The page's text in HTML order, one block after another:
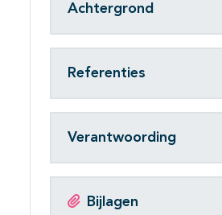
Achtergrond
Referenties
Verantwoording
Bijlagen